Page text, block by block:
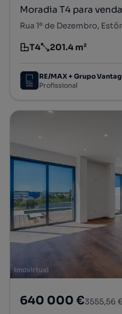
Moradia T4 para venda
Rua 1º de Dezembro,
Tipologia
T4
Preço por metro
201.4 m²
RE/MAX + Grupo
Profissional
640 000 €3555,56